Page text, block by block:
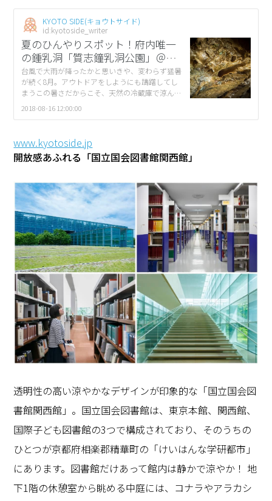
KYOTO SIDE(キョウトサイド)
id:kyotoside_writer
夏のひんやりスポット！府内唯一
の鍾乳洞「質志鐘乳洞公園」＠京
丹波町
台風で大雨が降ったかと思いきや、変わらず猛暑
が続く8月。アウトドアをしようにも躊躇してし
まうこの暑さだからこそ、天然の冷蔵庫で涼んで
みませんか？今回は京都府唯一の鍾乳洞「質志鐘
2018-08-16 12:00:00
www.kyotoside.jp
開放感あふれる「国立国会図書館関西館」
透明性の高い涼やかなデザインが印象的な「国立国会図
書館関西館」。国立国会図書館は、東京本館、関西館、
国際子ども図書館の3つで構成されており、そのうちの
ひとつが京都府相楽郡精華町の「けいはんな学研都市」
にあります。図書館だけあって館内は静かで涼やか！ 地
下1階の休憩室から眺める中庭には、コナラやアラカシ